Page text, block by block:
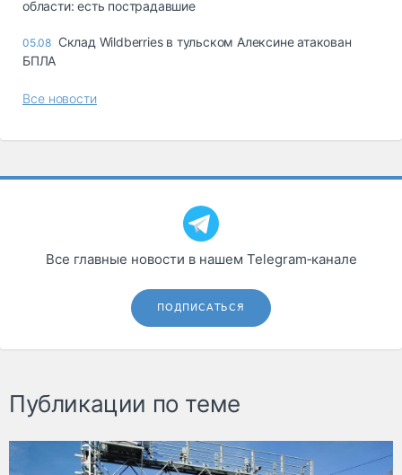
области: есть пострадавшие
05.08 Склад Wildberries в тульском Алексине атакован
БПЛА
Все новости
Все главные новости в нашем Telegram‑канале
ПОДПИСАТЬСЯ
Публикации по теме